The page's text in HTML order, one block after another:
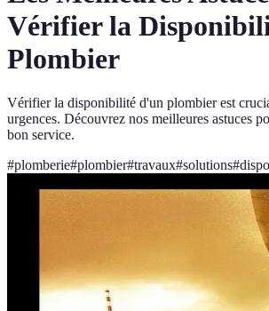
Vérifier la
Plombier
Vérifier la disponibilité d'un plombier est
urgences. Découvrez nos meilleures astuces
bon service.
#plomberie#plombier#travaux#solutions#